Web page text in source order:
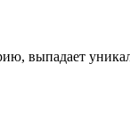
выпадает